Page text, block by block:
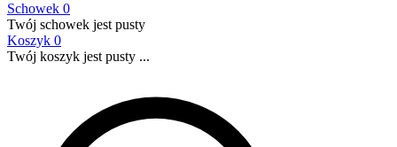
Schowek 0
Twój schowek jest pusty
Koszyk 0
Twój koszyk jest pusty ...